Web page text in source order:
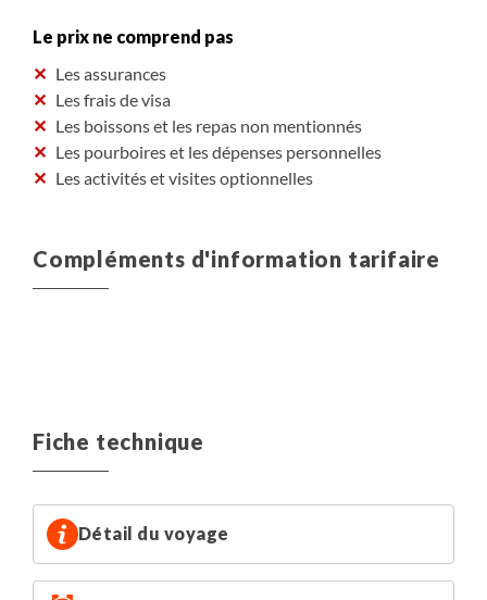
Le prix ne comprend pas
Les assurances
Les frais de visa
Les boissons et les repas non mentionnés
Les pourboires et les dépenses personnelles
Les activités et visites optionnelles
Compléments d'information tarifaire
Fiche technique
Détail du voyage